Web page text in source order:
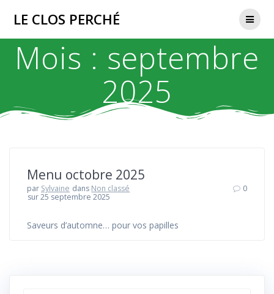
LE CLOS PERCHÉ
Mois : septembre
2025
Menu octobre 2025
par Sylvaine dans Non classé
sur 25 septembre 2025
0
Saveurs d’automne… pour vos papilles